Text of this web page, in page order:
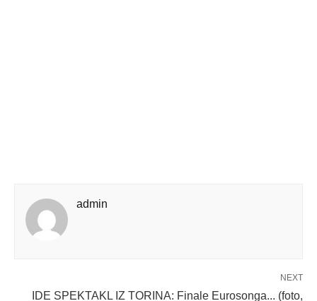
admin
NEXT
IDE SPEKTAKL IZ TORINA: Finale Eurosonga... (foto,